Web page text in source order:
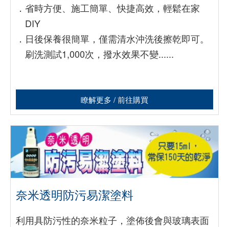
． 省時方便、施工簡單、快捷高效，輕鬆在家
DIY
． 日後保養很簡單，僅需清水沖洗後擦乾即可。
刷洗測試1,000次，撥水效果不變......
瞭解更多 / 前往購買
奈米透明防污易潔塗料
利用具防污性的奈米粒子，塗佈後會與玻璃表面